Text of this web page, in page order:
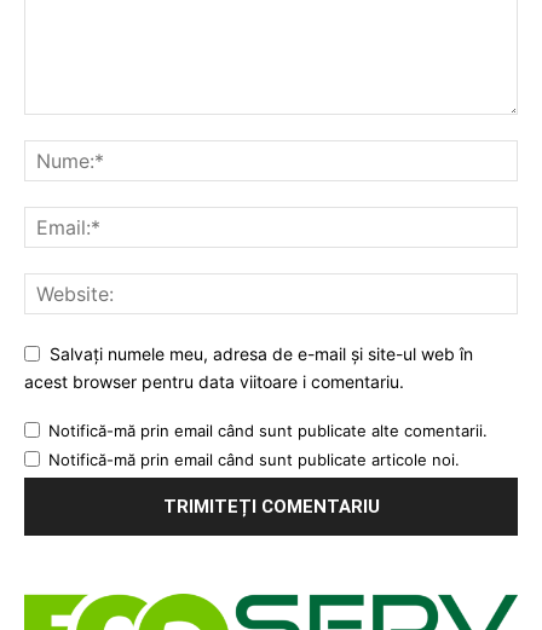
Salvați numele meu, adresa de e-mail și site-ul web în
acest browser pentru data viitoare i comentariu.
Notifică-mă prin email când sunt publicate alte comentarii.
Notifică-mă prin email când sunt publicate articole noi.